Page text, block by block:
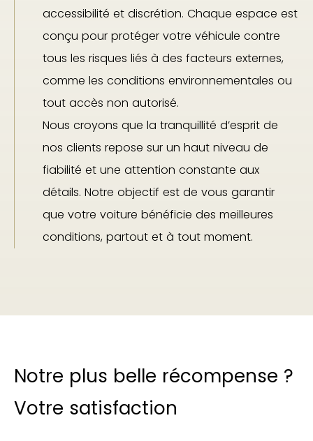
accessibilité et discrétion. Chaque espace est
conçu pour protéger votre véhicule contre
tous les risques liés à des facteurs externes,
comme les conditions environnementales ou
tout accès non autorisé.
Nous croyons que la tranquillité d’esprit de
nos clients repose sur un haut niveau de
fiabilité et une attention constante aux
détails. Notre objectif est de vous garantir
que votre voiture bénéficie des meilleures
conditions, partout et à tout moment.
Notre plus belle récompense ?
Votre satisfaction